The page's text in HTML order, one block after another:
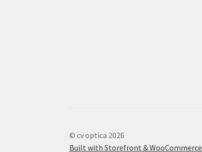
© cv optica 2026
Built with Storefront & WooCommerce